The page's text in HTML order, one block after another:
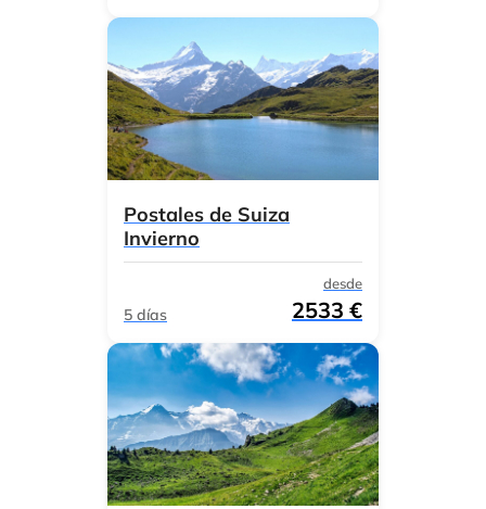
Postales de Suiza
Invierno
5 días
desde
2533 €